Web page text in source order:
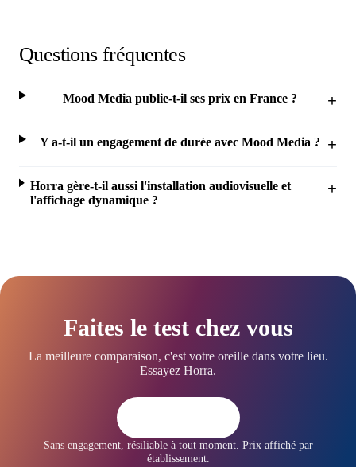
Questions fréquentes
Mood Media publie-t-il ses prix en France ?
Y a-t-il un engagement de durée avec Mood Media ?
Horra gère-t-il aussi l'installation audiovisuelle et
l'affichage dynamique ?
Faites le test chez vous
La meilleure comparaison, c'est votre oreille dans votre lieu.
Essayez Horra.
Sans engagement, résiliable à tout moment. Prix affiché par
établissement.